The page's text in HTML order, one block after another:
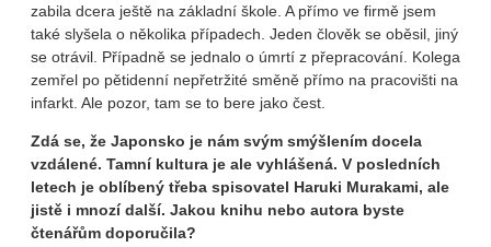
zabila dcera ještě na základní škole. A přímo ve firmě jsem
také slyšela o několika případech. Jeden člověk se oběsil, jiný
se otrávil. Případně se jednalo o úmrtí z přepracování. Kolega
zemřel po pětidenní nepřetržité směně přímo na pracovišti na
infarkt. Ale pozor, tam se to bere jako čest.
Zdá se, že Japonsko je nám svým smýšlením docela
vzdálené. Tamní kultura je ale vyhlášená. V posledních
letech je oblíbený třeba spisovatel Haruki Murakami, ale
jistě i mnozí další. Jakou knihu nebo autora byste
čtenářům doporučila?